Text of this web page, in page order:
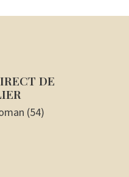
DE
(54)